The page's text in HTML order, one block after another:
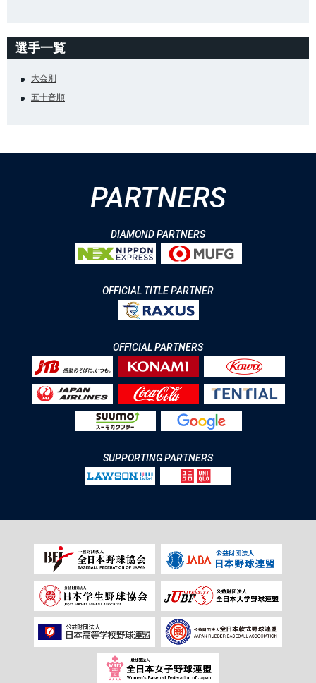
選手一覧
大会別
五十音順
PARTNERS
DIAMOND PARTNERS
OFFICIAL TITLE PARTNER
OFFICIAL PARTNERS
SUPPORTING PARTNERS